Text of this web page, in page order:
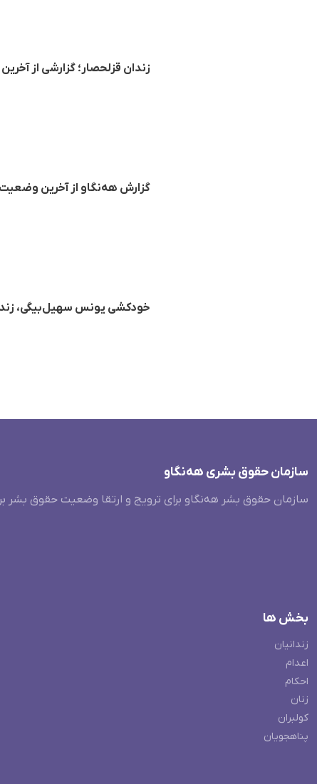
زندان قزلحصار؛ گزارشی از
گزارش هه‌نگاو از آخرین
خودکشی یونس سهیل‌بیگی،
سازمان حقوق بشری هەنگاو
سازمان حقوق بشر هه‌نگاو برای ترویج و ارتقا وضعیت حقوق بشر
بخش ها
زندانیان
اعدام
احکام
زنان
کولبران
پناهجویان